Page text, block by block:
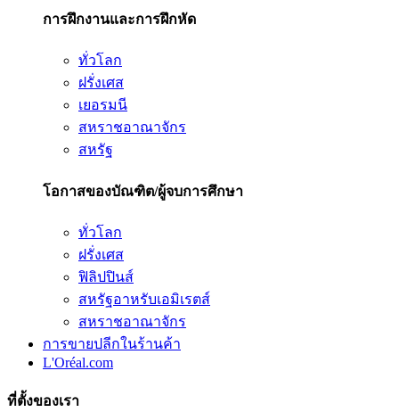
การฝึกงานและการฝึกหัด
ทั่วโลก
ฝรั่งเศส
เยอรมนี
สหราชอาณาจักร
สหรัฐ
โอกาสของบัณฑิต/ผู้จบการศึกษา
ทั่วโลก
ฝรั่งเศส
ฟิลิปปินส์
สหรัฐอาหรับเอมิเรตส์
สหราชอาณาจักร
การขายปลีกในร้านค้า
L'Oréal.com
ที่ตั้งของเรา